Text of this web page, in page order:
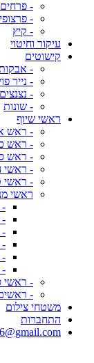
- פרחים
-
- קיץ
עיקור וחיטוי
קישוטים
-
- נייר
- נצנצים
- שונות
ראשי שיוף
- ראש
- ראש
- ראש
- ראשי
- ראשי
ראשי
-
-
-
-
-
-
- ראשי
-
משטחי צילום
התחברות